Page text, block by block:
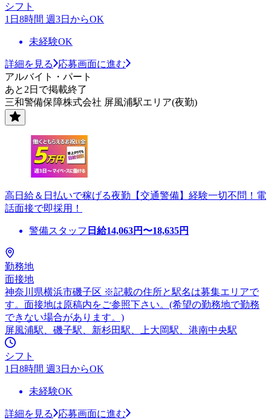
シフト
1日8時間 週3日からOK
未経験OK
詳細を見る
応募画面に進む
アルバイト・パート
あと2日で掲載終了
三和警備保障株式会社 屏風浦駅エリア(夜勤)
高日給＆日払いで稼げる夜勤【交通警備】経験一切不問！電
話面接で即採用！
警備スタッフ 日給14,063円〜18,635円
勤務地
面接地
神奈川県横浜市磯子区 ※記載の住所と駅名は募集エリアで
す。面接地は原稿内をご参照下さい。(希望の勤務地で勤務
できない場合があります。)
屏風浦駅、磯子駅、新杉田駅、上大岡駅、港南中央駅
シフト
1日8時間 週3日からOK
未経験OK
詳細を見る
応募画面に進む